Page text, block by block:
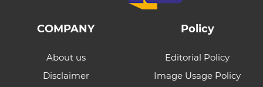
COMPANY
About us
Disclaimer
Policy
Editorial Policy
Image Usage Policy